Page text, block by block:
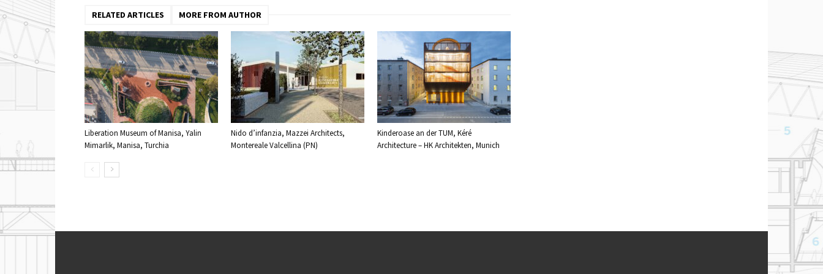
RELATED ARTICLES MORE FROM AUTHOR
Liberation Museum of Manisa, Yalin
Mimarlik, Manisa, Turchia
Nido d’infanzia, Mazzei Architects,
Montereale Valcellina (PN)
Kinderoase an der TUM, Kéré
Architecture – HK Architekten, Munich